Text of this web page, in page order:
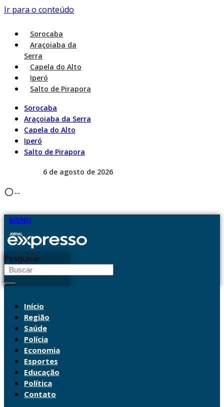
Ir para o conteúdo
Sorocaba
Araçoiaba da
Serra
Capela do Alto
Iperó
Salto de Pirapora
Sorocaba
Araçoiaba da Serra
Capela do Alto
Iperó
Salto de Pirapora
6 de agosto de 2026
--
MENU
Pesquisar
Início
Região
Saúde
Polícia
Economia
Esportes
Educação
Política
Contato